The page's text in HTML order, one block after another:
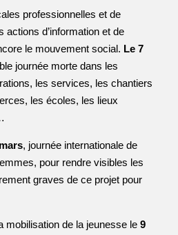
professionnelles et de
actions d’information et de
le mouvement social. Le 7
journée morte dans les
les services, les chantiers
les écoles, les lieux
, journée internationale de
pour rendre visibles les
graves de ce projet pour
mobilisation de la jeunesse le 9